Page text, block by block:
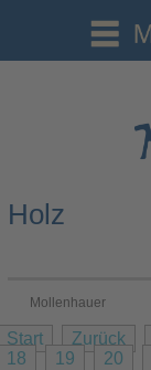
Holz
Mollenhauer
Start Zurück
18
19 20